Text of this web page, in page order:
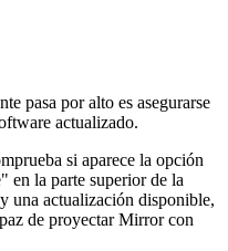
pasa por alto es asegurarse
actualizado.
si aparece la opción
en la parte superior de la
una actualización disponible,
de proyectar Mirror con